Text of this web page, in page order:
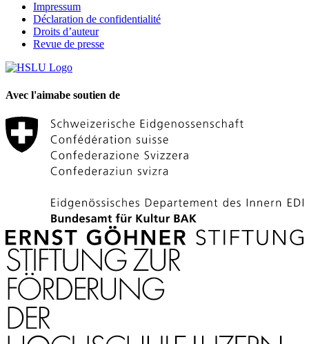
Impressum
Déclaration de confidentialité
Droits d’auteur
Revue de presse
Avec l'aimabe soutien de